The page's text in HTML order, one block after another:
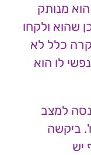
מנותק
שהוא ולקחו
כלל לא
לו הוא
למצב
ביקשה
יש